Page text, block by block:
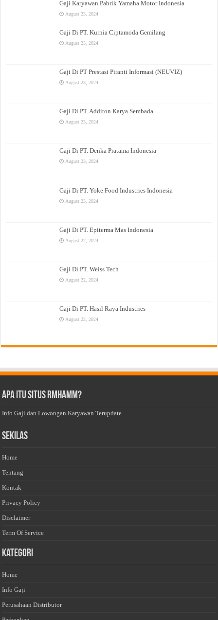
Gaji Karyawan Pabrik Yamaha Motor Indonesia
August 23, 2024
Gaji Di PT. Kurnia Ciptamoda Gemilang
August 23, 2024
Gaji Di PT Prestasi Piranti Informasi (NEUVIZ)
August 23, 2024
Gaji Di PT. Additon Karya Sembada
August 23, 2024
Gaji Di PT. Denka Pratama Indonesia
August 23, 2024
Gaji Di PT. Yoke Food Industries Indonesia
August 23, 2024
Gaji Di PT. Epiterma Mas Indonesia
August 22, 2024
Gaji Di PT. Weiss Tech
August 22, 2024
Gaji Di PT. Hasil Raya Industries
August 22, 2024
Apa Itu Situs Rmhamm?
Info Gaji dan Lowongan Karyawan Terupdate
Sekilas
Home
Tentang
Kontak
Privacy Policy
Disclaimer
Term Of Service
Kategori
Home
Info Gaji
Perusahaan Distributor